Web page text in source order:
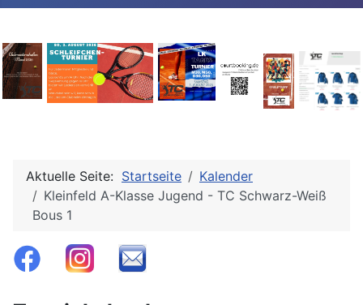
Aktuelle Seite: Startseite
Kalender
Kleinfeld A-Klasse Jugend - TC Schwarz-Weiß
Bous 1